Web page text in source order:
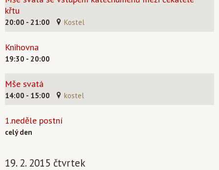
křtu
20:00 - 21:00 Kostel
Knihovna
19:30 - 20:00
Mše svatá
14:00 - 15:00 kostel
1.neděle postní
celý den
19. 2. 2015 čtvrtek